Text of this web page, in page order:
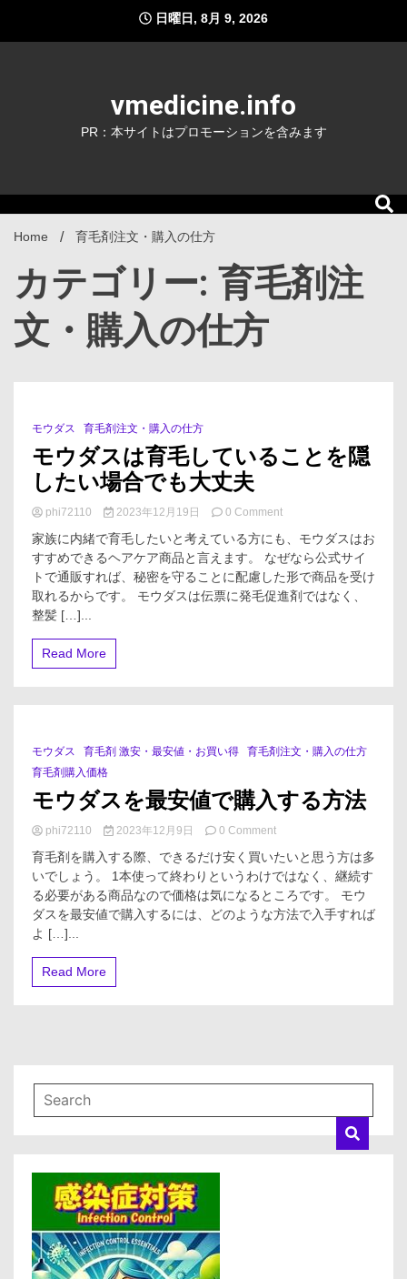
content
日曜日, 8月 9, 2026
vmedicine.info
PR：本サイトはプロモーションを含みます
Home 育毛剤注文・購入の仕方
カテゴリー: 育毛剤注
文・購入の仕方
1 Minute
モウダス 育毛剤注文・購入の仕方
モウダスは育毛していることを隠
したい場合でも大丈夫
phi72110 2023年12月19日 0 Commenton
ウ
ダ
ス
は
隠
た
い
で
も
大
丈
夫
家族に内緒で育毛したいと考えている方にも、モウダスはお
すすめできるヘアケア商品と言えます。 なぜなら公式サイ
トで通販すれば、秘密を守ることに配慮した形で商品を受け
取れるからです。 モウダスは伝票に発毛促進剤ではなく、
整髪 […]...
Read More
1 Minute
モウダス 育毛剤 激安・最安値・お買い得
育毛剤注文・購入の仕方
育毛剤購入価格
モウダスを最安値で購入する方法
phi72110 2023年12月9日 0 Commenton
ウ
ダ
ス
を
育毛剤を購入する際、できるだけ安く買いたいと思う方は多
いでしょう。 1本使って終わりというわけではなく、継続す
る必要がある商品なので価格は気になるところです。 モウ
ダスを最安値で購入するには、どのような方法で入手すれば
よ […]...
Read More